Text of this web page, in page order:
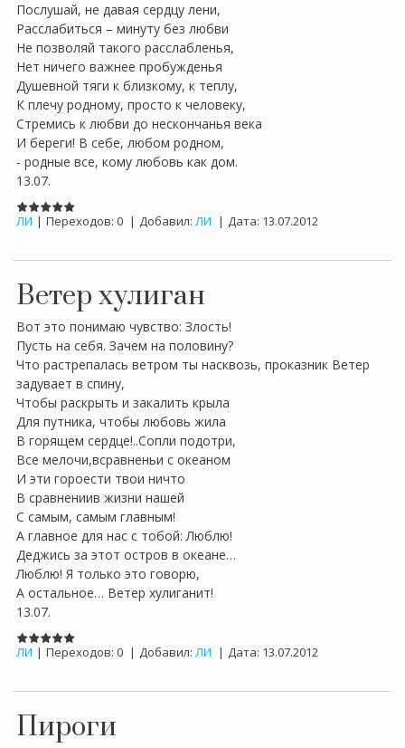
Послушай, не давая сердцу лени,
Расслабиться – минуту без любви
Не позволяй такого расслабленья,
Нет ничего важнее пробужденья
Душевной тяги к близкому, к теплу,
К плечу родному, просто к человеку,
Стремись к любви до нескончанья века
И береги! В себе, любом родном,
- родные все, кому любовь как дом.
13.07.
ЛИ | Переходов: 0 | Добавил: ЛИ | Дата: 13.07.2012
Ветер хулиган
Вот это понимаю чувство: Злость!
Пусть на себя. Зачем на половину?
Что растрепалась ветром ты насквозь, проказник Ветер
задувает в спину,
Чтобы раскрыть и закалить крыла
Для путника, чтобы любовь жила
В горящем сердце!..Сопли подотри,
Все мелочи,всравненьи с океаном
И эти гороести твои ничто
В сравнениив жизни нашей
С самым, самым главным!
А главное для нас с тобой: Люблю!
Деджись за этот остров в океане…
Люблю! Я только это говорю,
А остальное… Ветер хулиганит!
13.07.
ЛИ | Переходов: 0 | Добавил: ЛИ | Дата: 13.07.2012
Пироги